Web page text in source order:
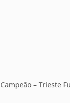
Campeão – Trieste